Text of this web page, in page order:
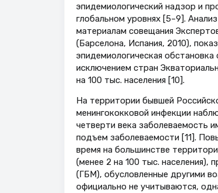
эпидемиологический надзор и
глобальном уровнях [5–9].
материалам совещания
(Барселона, Испания, 2010),
эпидемиологическая
исключением стран
на 100 тыс. населения [10].
На территории бывшей
менингококковой инфекции
четверти века заболеваемость
подъем заболеваемости [11].
время на большинстве
(менее 2 на 100 тыс. населения),
(ГБМ), обусловленные другими
официально не учитываются,